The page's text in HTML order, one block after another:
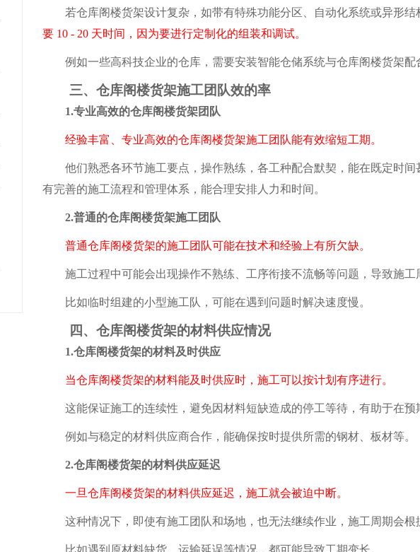
若仓库阁楼货架设计复杂，如带有特殊功能分区、自动化系统或异形结
要 10 - 20 天时间，因为要进行定制化的组装和调试。
例如一些高科技企业的仓库，需要安装智能仓储系统与仓库阁楼货架配
三、仓库阁楼货架施工团队效的率
1.专业高效的仓库阁楼货架团队
经验丰富、专业高效的仓库阁楼货架施工团队能有效缩短工期。
他们熟悉各环节施工要点，操作熟练，各工种配合默契，能在既定时间
有完善的施工流程和管理体系，能合理安排人力和时间。
2.普通的仓库阁楼货架施工团队
普通仓库阁楼货架的施工团队可能在技术和经验上有所欠缺。
施工过程中可能会出现操作不熟练、工序衔接不流畅等问题，导致施工
比如临时组建的小型施工队，可能在遇到问题时解决速度慢。
四、仓库阁楼货架的材料供应情况
1.仓库阁楼货架的材料及时供应
当仓库阁楼货架的材料能及时供应时，施工可以按计划有序进行。
这能保证施工的连续性，避免因材料短缺造成的停工等待，有助于在预
例如与稳定的材料供应商合作，能确保按时提供所需的钢材、板材等。
2.仓库阁楼货架的材料供应延迟
一旦仓库阁楼货架的材料供应延迟，施工就会被迫中断。
这种情况下，即使有施工团队和场地，也无法继续作业，施工周期会根
比如遇到原材料缺货、运输延误等情况，都可能导致工期变长。